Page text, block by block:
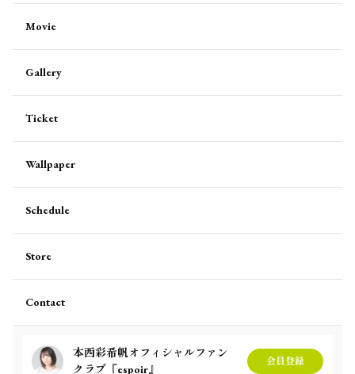
Movie
Gallery
Ticket
Wallpaper
Schedule
Store
Contact
本西彩希帆オフィシャルファン
クラブ『espoir』
会員登録